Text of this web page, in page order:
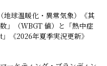
地球温暖化・異常気象）《其
」（WBGT 値）と「熱中症
《2026年夏季実況更新》